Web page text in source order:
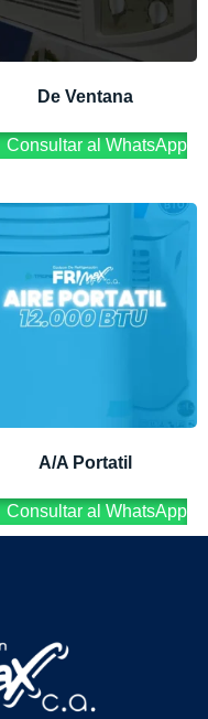
De Ventana
Consultar al WhatsApp
A/A Portatil
Consultar al WhatsApp